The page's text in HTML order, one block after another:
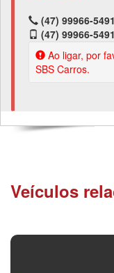
(47) 99966-5491
(47) 99966-5491
Ao ligar, por
SBS Carros.
Veículos